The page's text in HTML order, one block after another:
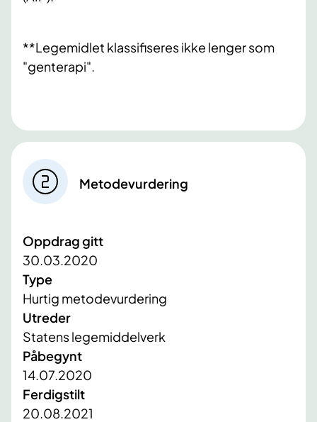
**Legemidlet klassifiseres ikke lenger som
"genterapi".
Metodevurdering
Oppdrag gitt
30.03.2020
Type
Hurtig metodevurdering
Utreder
Statens legemiddelverk
Påbegynt
14.07.2020
Ferdigstilt
20.08.2021